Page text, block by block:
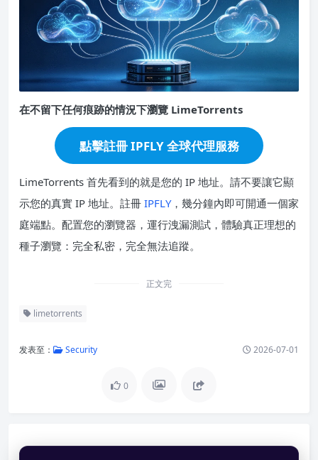
在不留下任何痕跡的情況下瀏覽 LimeTorrents
點擊註冊 IPFLY 全球代理服務
LimeTorrents 首先看到的就是您的 IP 地址。請不要讓它顯
示您的真實 IP 地址。註冊 IPFLY，幾分鐘內即可開通一個家
庭端點。配置您的瀏覽器，運行洩漏測試，體驗真正理想的
種子瀏覽：完全私密，完全無法追蹤。
正文完
limetorrents
发表至： Security 2026-07-01
0